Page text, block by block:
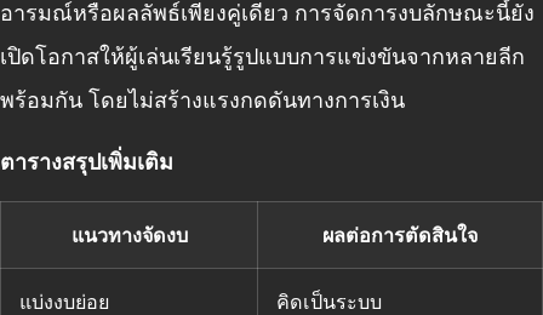
อารมณ์หรือผลลัพธ์เพียงคู่เดียว การจัดการงบลักษณะนี้ยัง
เปิดโอกาสให้ผู้เล่นเรียนรู้รูปแบบการแข่งขันจากหลายลีก
พร้อมกัน โดยไม่สร้างแรงกดดันทางการเงิน
ตารางสรุปเพิ่มเติม
แนวทางจัดงบ ผลต่อการตัดสินใจ
แบ่งงบย่อย คิดเป็นระบบ